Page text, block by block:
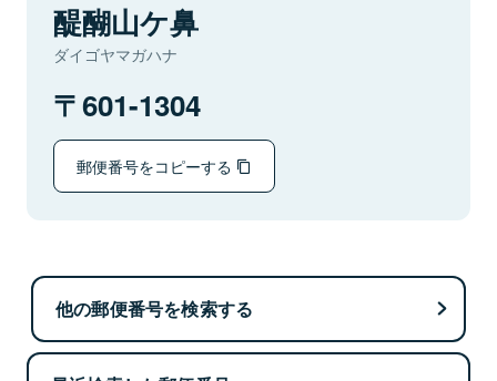
醍醐山ケ鼻
ダイゴヤマガハナ
601-1304
郵便番号をコピーする
他の郵便番号を検索する